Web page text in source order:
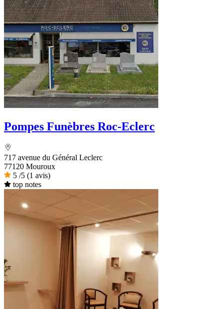
Pompes Funèbres Roc-Eclerc
717 avenue du Général Leclerc
77120 Mouroux
5 /5 (1 avis)
top notes